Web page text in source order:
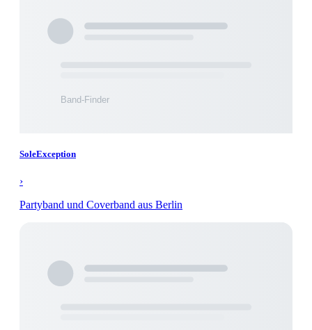
SoleException
›
Partyband und Coverband aus Berlin